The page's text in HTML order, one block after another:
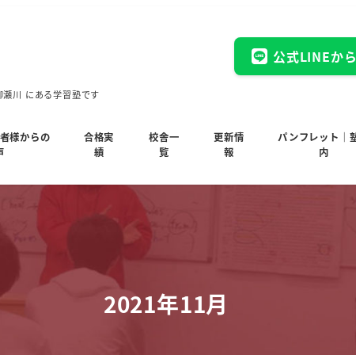
川 にある学習塾です
公式LINEか
様からの
合格実
績
校舎一
覧
更新情
報
パンフレット｜
内
2021年11月